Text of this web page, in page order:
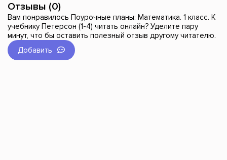
Отзывы (0)
Вам понравилось Поурочные планы: Математика. 1 класс. К
учебнику Петерсон (1-4) читать онлайн? Уделите пару
минут, что бы оставить полезный отзыв другому читателю.
Добавить